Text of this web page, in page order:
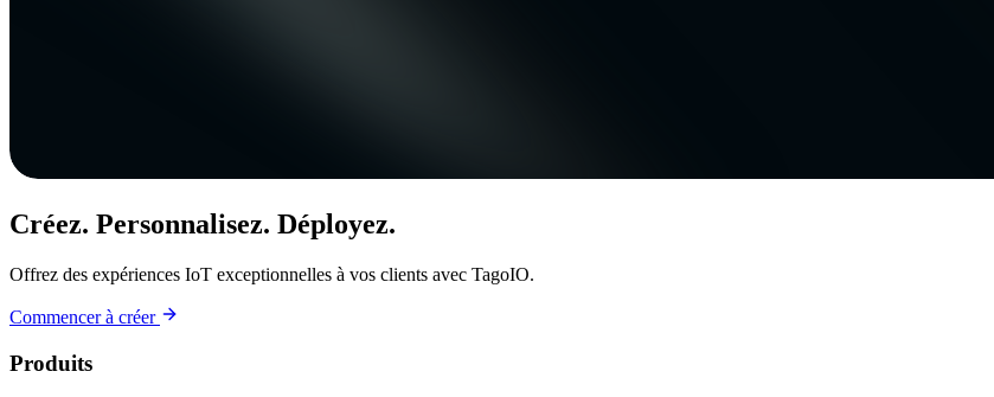
Créez. Personnalisez. Déployez.
Offrez des expériences IoT exceptionnelles à vos clients avec TagoIO.
Commencer à créer
Produits